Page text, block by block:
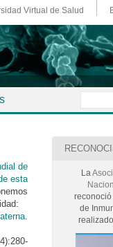
Virtual de Salud
de
esta
.
La
de